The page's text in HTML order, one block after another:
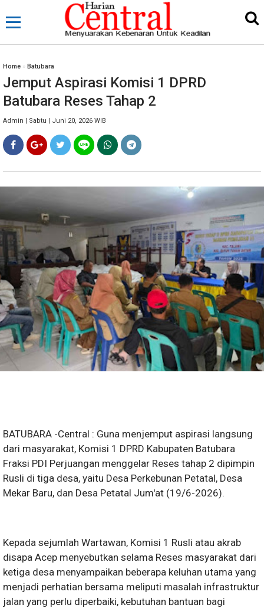
Home » Batubara
Jemput Aspirasi Komisi 1 DPRD
Batubara Reses Tahap 2
Admin | Sabtu | Juni 20, 2026 WIB
BATUBARA -Central : Guna menjemput aspirasi langsung
dari masyarakat, Komisi 1 DPRD Kabupaten Batubara
Fraksi PDI Perjuangan menggelar Reses tahap 2 dipimpin
Rusli di tiga desa, yaitu Desa Perkebunan Petatal, Desa
Mekar Baru, dan Desa Petatal Jum'at (19/6-2026).
Kepada sejumlah Wartawan, Komisi 1 Rusli atau akrab
disapa Acep menyebutkan selama Reses masyarakat dari
ketiga desa menyampaikan beberapa keluhan utama yang
menjadi perhatian bersama meliputi masalah infrastruktur
jalan yang perlu diperbaiki, kebutuhan bantuan bagi